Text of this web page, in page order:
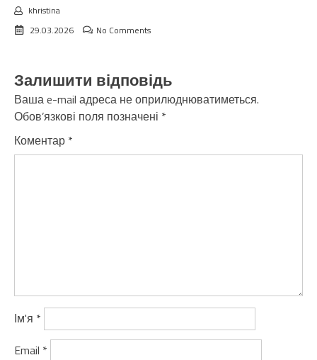
khristina
29.03.2026
No Comments
Залишити відповідь
Ваша e-mail адреса не оприлюднюватиметься.
Обов’язкові поля позначені *
Коментар *
Ім'я *
Email *